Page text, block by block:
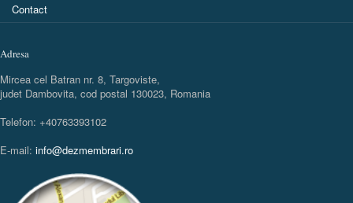
Contact
Adresa
Mircea cel Batran nr. 8, Targoviste,
judet Dambovita, cod postal 130023, Romania
Telefon: +40763393102
E-mail: info@dezmembrari.ro